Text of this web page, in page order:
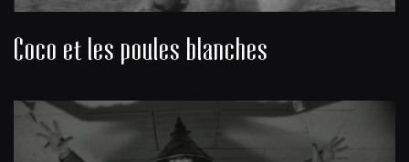
Coco et les poules blanches